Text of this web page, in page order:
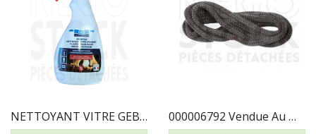
NETTOYANT VITRE GEB 821506 3283988215063 000006792 Vendue Au Mètre - GARNITURE/TRESSE 4 Mm